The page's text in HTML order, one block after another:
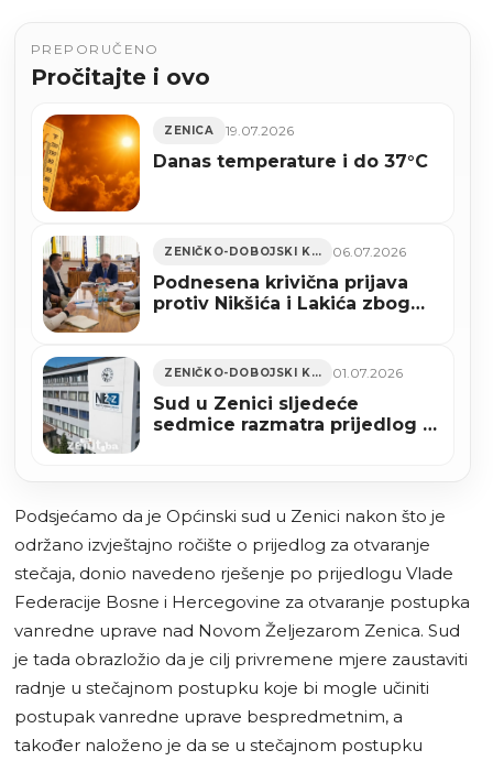
PREPORUČENO
Pročitajte i ovo
ZENICA 19.07.2026
Danas temperature i do 37°C
ZENIČKO-DOBOJSKI KANTON 06.07.2026
Podnesena krivična prijava
protiv Nikšića i Lakića zbog
ZENIČKO-DOBOJSKI KANTON 01.07.2026
Sud u Zenici sljedeće
sedmice razmatra prijedlog o
Podsjećamo da je Općinski sud u Zenici nakon što je
održano izvještajno ročište o prijedlog za otvaranje
stečaja, donio navedeno rješenje po prijedlogu Vlade
Federacije Bosne i Hercegovine za otvaranje postupka
vanredne uprave nad Novom Željezarom Zenica. Sud
je tada obrazložio da je cilj privremene mjere zaustaviti
radnje u stečajnom postupku koje bi mogle učiniti
postupak vanredne uprave bespredmetnim, a
također naloženo je da se u stečajnom postupku